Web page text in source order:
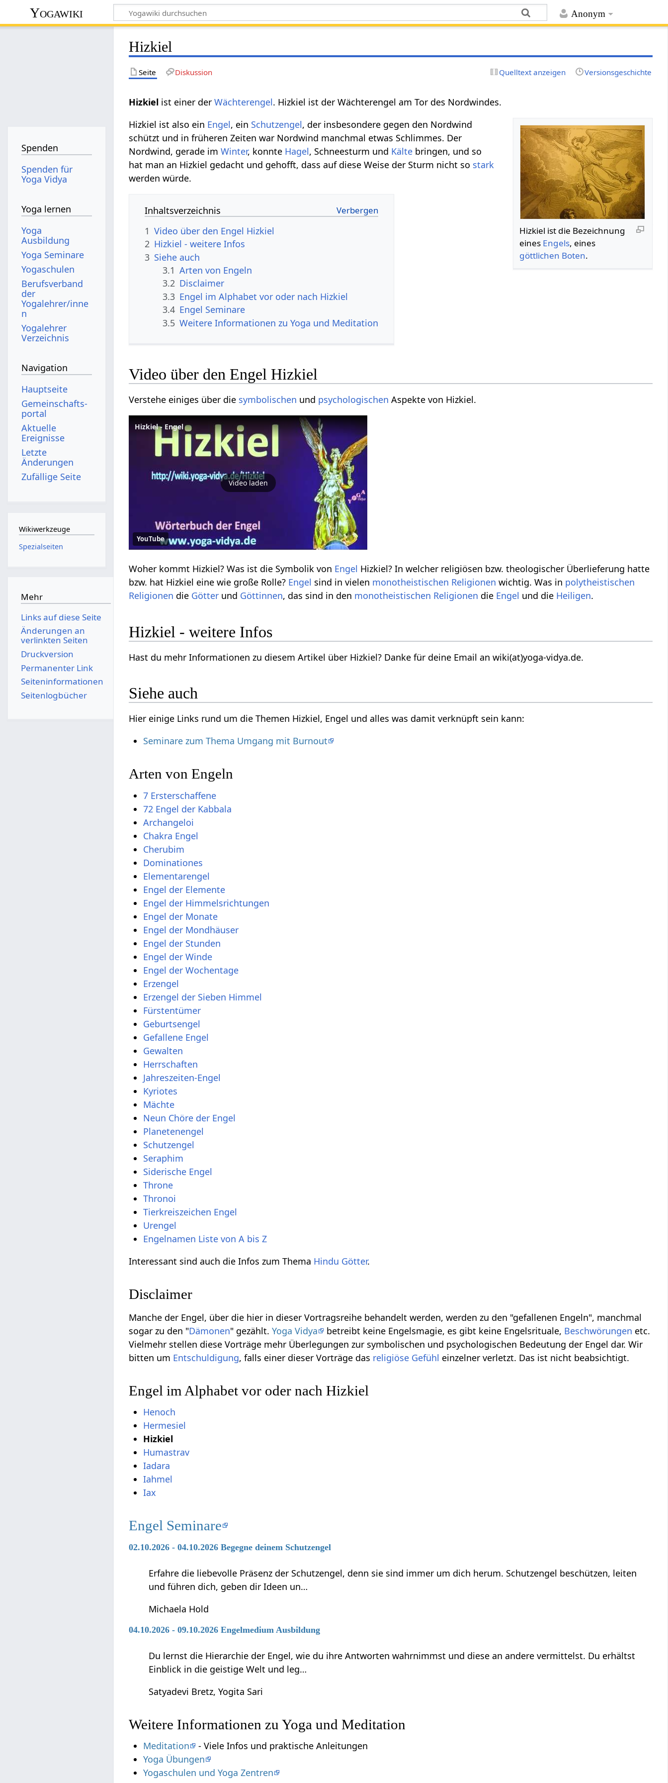
Anonym
Yogawiki
Hizkiel
Seite Diskussion Quelltext anzeigen Versionsgeschichte
Hizkiel ist einer derWächterengel. Hizkiel ist der Wächterengel am Tor des Nordwindes.
Hizkiel ist die Bezeichnung
eines Engels, eines
göttlichen Boten.
Hizkiel ist also ein Engel, ein Schutzengel, der insbesondere gegen den Nordwind
schützt und in früheren Zeiten war Nordwind manchmal etwas Schlimmes. Der
Nordwind, gerade imWinter, konnte Hagel, Schneesturm und Kälte bringen, und so
hat man an Hizkiel gedacht und gehofft, dass auf diese Weise der Sturm nicht so stark
werden würde.
Inhaltsverzeichnis
1 Video über den Engel Hizkiel
2 Hizkiel - weitere Infos
3 Siehe auch
3.1 Arten von Engeln
3.2 Disclaimer
3.3 Engel im Alphabet vor oder nach Hizkiel
3.4 Engel Seminare
3.5 Weitere Informationen zu Yoga und Meditation
Video über den Engel Hizkiel
Verstehe einiges über die symbolischen und psychologischen Aspekte von Hizkiel.
Hizkiel - Engel
Video laden
YouTube
Woher kommt Hizkiel? Was ist die Symbolik von Engel Hizkiel? In welcher religiösen bzw. theologischer Überlieferung hatte
bzw. hat Hizkiel eine wie große Rolle? Engel sind in vielen monotheistischen Religionen wichtig. Was in polytheistischen
Religionen die Götter und Göttinnen, das sind in den monotheistischen Religionen die Engel und die Heiligen.
Hizkiel - weitere Infos
Hast du mehr Informationen zu diesem Artikel über Hizkiel? Danke für deine Email an wiki(at)yoga-vidya.de.
Siehe auch
Hier einige Links rund um die Themen Hizkiel, Engel und alles was damit verknüpft sein kann:
Seminare zum Thema Umgang mit Burnout
Arten von Engeln
7 Ersterschaffene
72 Engel der Kabbala
Archangeloi
Chakra Engel
Cherubim
Dominationes
Elementarengel
Engel der Elemente
Engel der Himmelsrichtungen
Engel der Monate
Engel der Mondhäuser
Engel der Stunden
Engel der Winde
Engel der Wochentage
Erzengel
Erzengel der Sieben Himmel
Fürstentümer
Geburtsengel
Gefallene Engel
Gewalten
Herrschaften
Jahreszeiten-Engel
Kyriotes
Mächte
Neun Chöre der Engel
Planetenengel
Schutzengel
Seraphim
Siderische Engel
Throne
Thronoi
Tierkreiszeichen Engel
Urengel
Engelnamen Liste von A bis Z
Interessant sind auch die Infos zum Thema Hindu Götter.
Disclaimer
Manche der Engel, über die hier in dieser Vortragsreihe behandelt werden, werden zu den "gefallenen Engeln", manchmal
sogar zu den "Dämonen" gezählt.Yoga Vidya betreibt keine Engelsmagie, es gibt keine Engelsrituale, Beschwörungen etc.
Vielmehr stellen diese Vorträge mehr Überlegungen zur symbolischen und psychologischen Bedeutung der Engel dar. Wir
bitten um Entschuldigung, falls einer dieser Vorträge das religiöse Gefühl einzelner verletzt. Das ist nicht beabsichtigt.
Engel im Alphabet vor oder nach Hizkiel
Henoch
Hermesiel
Hizkiel
Humastrav
Iadara
Iahmel
Iax
Engel Seminare
02.10.2026 - 04.10.2026 Begegne deinem Schutzengel
Erfahre die liebevolle Präsenz der Schutzengel, denn sie sind immer um dich herum. Schutzengel beschützen, leiten
und führen dich, geben dir Ideen un…
Michaela Hold
04.10.2026 - 09.10.2026 Engelmedium Ausbildung
Du lernst die Hierarchie der Engel, wie du ihre Antworten wahrnimmst und diese an andere vermittelst. Du erhältst
Einblick in die geistige Welt und leg…
Satyadevi Bretz, Yogita Sari
Weitere Informationen zu Yoga und Meditation
Meditation
- Viele Infos und praktische Anleitungen
Yoga Übungen
Yogaschulen und Yoga Zentren
Spenden
Spenden für
Yoga Vidya
Yoga lernen
Yoga
Ausbildung
Yoga Seminare
Yogaschulen
Berufsverband
der
Yogalehrer/inne
n
Yogalehrer
Verzeichnis
Navigation
Hauptseite
Gemeinschafts­
portal
Aktuelle
Ereignisse
Letzte
Änderungen
Zufällige Seite
Wikiwerkzeuge
Spezialseiten
Mehr
Links auf diese Seite
Änderungen an
verlinkten Seiten
Druckversion
Permanenter Link
Seiten­­informationen
Seitenlogbücher